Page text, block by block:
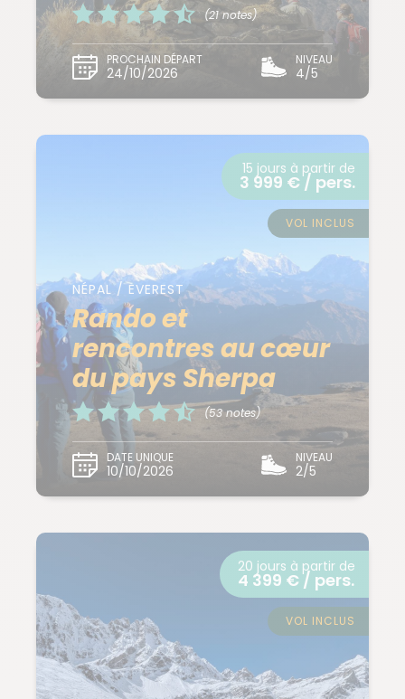
(21 notes)
PROCHAIN DÉPART
24/10/2026
NIVEAU
4/5
NÉPAL / EVEREST
Rando et
rencontres au cœur
du pays Sherpa
(53 notes)
DATE UNIQUE
10/10/2026
NIVEAU
2/5
15 jours à partir de
3 999 € / pers.
VOL INCLUS
20 jours à partir de
4 399 € / pers.
VOL INCLUS